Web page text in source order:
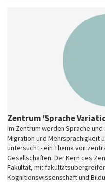
Zentrum "Sprache
Im Zentrum werden Sprache
Migration und Mehrsprachigkeit
untersucht - ein Thema von
Gesellschaften. Der Kern des
Fakultät, mit
Kognitionswissenschaft und